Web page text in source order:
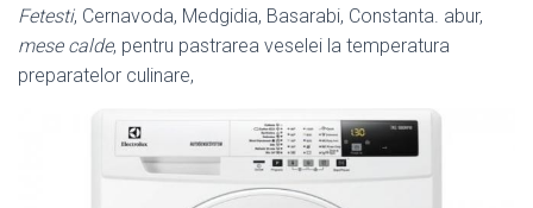
Fetesti, Cernavoda, Medgidia, Basarabi, Constanta. abur,
mese calde, pentru pastrarea veselei la temperatura
preparatelor culinare,